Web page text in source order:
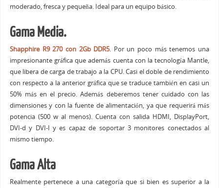
moderado, fresca y pequeña. Ideal para un equipo básico.
Gama Media.
Shapphire R9 270 con 2Gb DDR5. Por un poco más tenemos una
impresionante gráfica que además cuenta con la tecnología Mantle,
que libera de carga de trabajo a la CPU. Casi el doble de rendimiento
con respecto a la anterior gráfica que se traduce también en casi un
50% más en el precio. Además deberemos tener cuidado con las
dimensiones y con la fuente de alimentación, ya que requerirá más
potencia (500 w al menos). Cuenta con salida HDMI, DisplayPort,
DVI-d y DVI-I y es capaz de soportar 3 monitores conectados al
mismo tiempo.
Gama Alta
Realmente pertenece a una categoría que si bien es superior a la